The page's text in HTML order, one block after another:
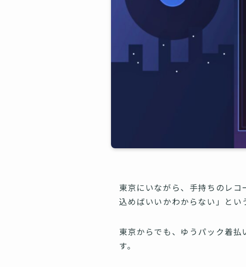
東京にいながら、手持ちのレ
込めばいいかわからない」とい
東京からでも、ゆうパック着
す。